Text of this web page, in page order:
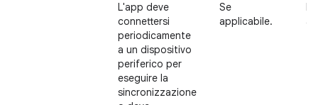
L'app deve
connettersi
periodicamente
a un dispositivo
periferico per
eseguire la
sincronizzazione
Se
applicabile.